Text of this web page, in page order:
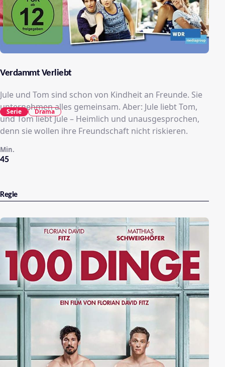
Verdammt Verliebt
Jule und Tom sind schon von Kindheit an Freunde. Sie
unternehmen alles gemeinsam. Aber: Jule liebt Tom,
und Tom liebt Jule – Heimlich und unausgesprochen,
denn sie wollen ihre Freundschaft nicht riskieren.
45
Min.
Serie Drama
Regie